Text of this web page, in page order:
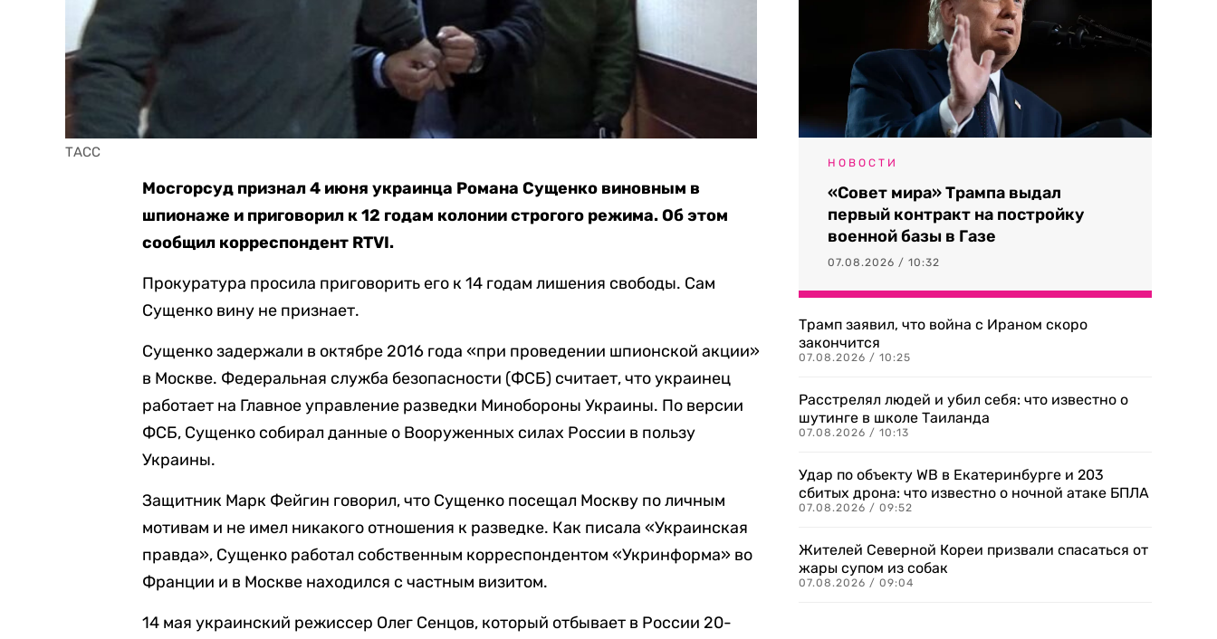
ТАСС
Мосгорсуд признал 4 июня украинца Романа Сущенко виновным в
шпионаже и приговорил к 12 годам колонии строгого режима. Об этом
сообщил корреспондент RTVI.
Прокуратура просила приговорить его к 14 годам лишения свободы. Сам
Сущенко вину не признает.
Сущенко задержали в октябре 2016 года «при проведении шпионской акции»
в Москве. Федеральная служба безопасности (ФСБ) считает, что украинец
работает на Главное управление разведки Минобороны Украины. По версии
ФСБ, Сущенко собирал данные о Вооруженных силах России в пользу
Украины.
Защитник Марк Фейгин говорил, что Сущенко посещал Москву по личным
мотивам и не имел никакого отношения к разведке. Как писала «Украинская
правда», Сущенко работал собственным корреспондентом «Укринформа» во
Франции и в Москве находился с частным визитом.
14 мая украинский режиссер Олег Сенцов, который отбывает в России 20-
НОВОСТИ
«Совет мира» Трампа выдал
первый контракт на постройку
военной базы в Газе
07.08.2026 / 10:32
Трамп заявил, что война с Ираном скоро
закончится
07.08.2026 / 10:25
Расстрелял людей и убил себя: что известно о
шутинге в школе Таиланда
07.08.2026 / 10:13
Удар по объекту WB в Екатеринбурге и 203
сбитых дрона: что известно о ночной атаке БПЛА
07.08.2026 / 09:52
Жителей Северной Кореи призвали спасаться от
жары супом из собак
07.08.2026 / 09:04